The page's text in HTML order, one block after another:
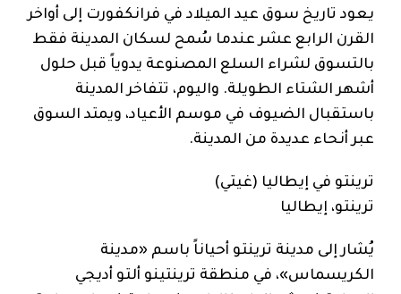
يعود تاريخ سوق عيد الميلاد في فرانكفورت إلى أواخر
القرن الرابع عشر عندما سُمح لسكان المدينة فقط
بالتسوق لشراء السلع المصنوعة يدوياً قبل حلول
أشهر الشتاء الطويلة. واليوم، تتفاخر المدينة
باستقبال الضيوف في موسم الأعياد، ويمتد السوق
عبر أنحاء عديدة من المدينة.
ترينتو في إيطاليا (غيتي)
ترينتو، إيطاليا
يُشار إلى مدينة ترينتو أحياناً باسم «مدينة
الكريسماس»، في منطقة ترينتينو ألتو أديجي